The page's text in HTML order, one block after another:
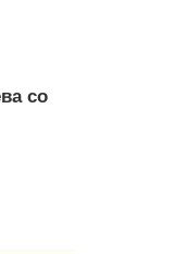
со